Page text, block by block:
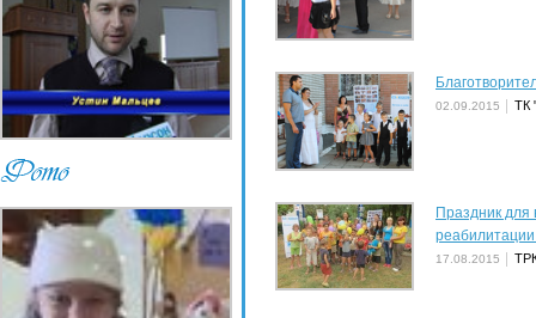
02.09.2015 ТК
Праздник для
17.08.2015